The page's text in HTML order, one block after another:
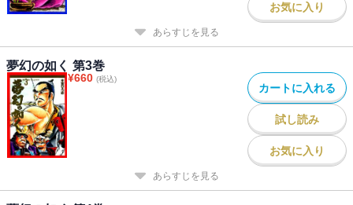
お気に入り
あらすじを見る
夢幻の如く 第3巻
¥660 (税込)
カートに入れる
試し読み
お気に入り
あらすじを見る